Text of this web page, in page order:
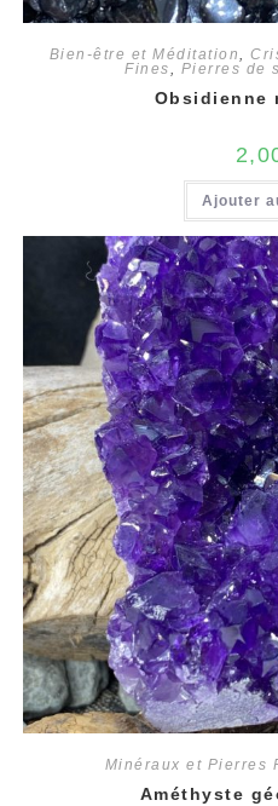
Bien-être et Méditation,
Fines, Pierres de
Obsidienne
Ajouter
Minéraux et Pierres
Améthyste